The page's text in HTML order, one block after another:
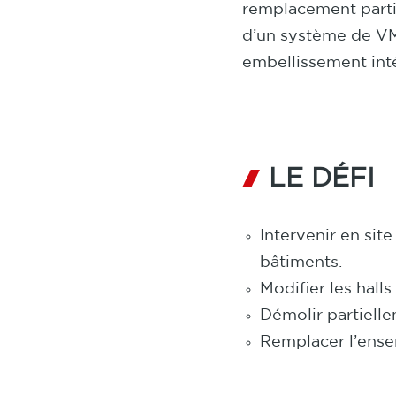
remplacement
d’un système de
embellissement
LE DÉFI
Intervenir en
bâtiments.
Modifier les halls
Démolir
Remplacer